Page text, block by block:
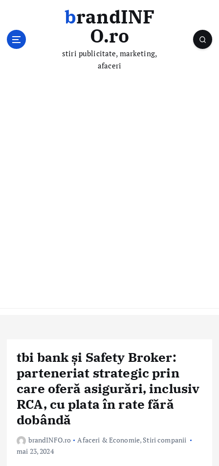
brandINF
O.ro
stiri publicitate, marketing,
afaceri
tbi bank și Safety Broker:
parteneriat strategic prin
care oferă asigurări, inclusiv
RCA, cu plata în rate fără
dobândă
brandINFO.ro Afaceri & Economie, Stiri companii
mai 23, 2024